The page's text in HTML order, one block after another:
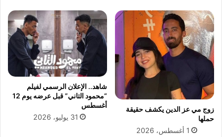
ب
خ
ط
ة
ذ
ك
ي
ة
ي
ل
ا
د
ز
و
ج
ه
ه
ش
زوج مي عز الدين يكشف حقيقة
حملها
1 أغسطس، 2026
شاهد.. الإعلان الرسمي لفيلم
“محمود التاني” قبل عرضه يوم 12
أغسطس
31 يوليو، 2026